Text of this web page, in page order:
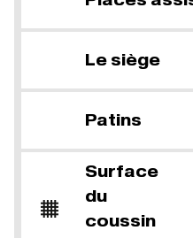
Le siège
Patins
Surface
du
coussin